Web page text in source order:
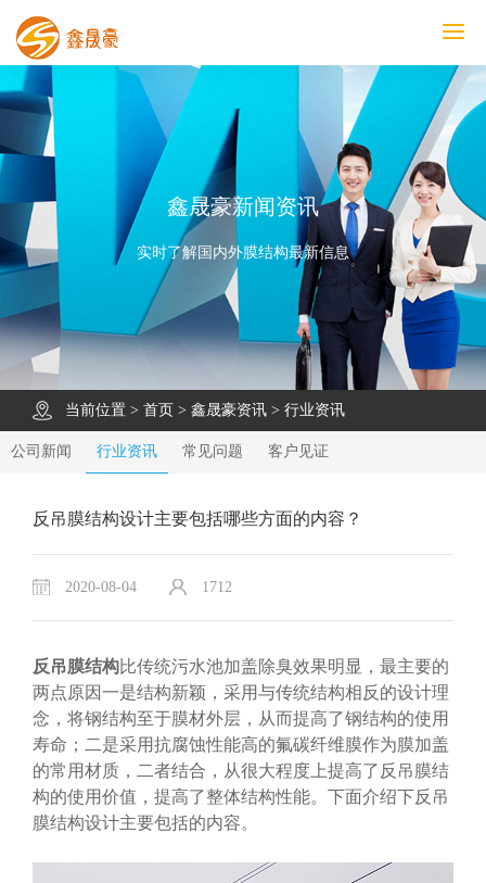
鑫晟豪首页
产品中心
工程案例
膜结构车棚
污水池反吊膜加盖
鑫晟豪资讯
关于鑫晟豪
联系鑫晟豪
鑫晟豪新闻资讯
实时了解国内外膜结构最新信息
当前位置 > 首页 > 鑫晟豪资讯 > 行业资讯
公司新闻 行业资讯 常见问题 客户见证
反吊膜结构设计主要包括哪些方面的内容？
2020-08-04 1712
反吊膜结构比传统污水池加盖除臭效果明显，最主要的
两点原因一是结构新颖，采用与传统结构相反的设计理
念，将钢结构至于膜材外层，从而提高了钢结构的使用
寿命；二是采用抗腐蚀性能高的氟碳纤维膜作为膜加盖
的常用材质，二者结合，从很大程度上提高了反吊膜结
构的使用价值，提高了整体结构性能。下面介绍下反吊
膜结构设计主要包括的内容。